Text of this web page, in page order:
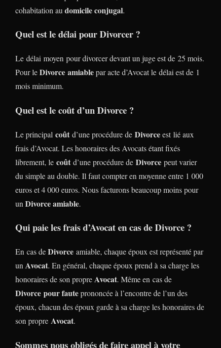
cohabitation au domicile conjugal.
Quel est le délai pour Divorcer ?
Le délai moyen pour divorcer devant un juge est de 25 mois.
Pour leDivorce amiablepar acte d’Avocat le délai est de 1
mois minimum.
Quel est le coût d’un Divorce ?
Le principal coût d’une procédure de Divorceest lié aux
frais d’Avocat. Les honoraires des Avocats étant fixés
librement, le coût d’une procédure de Divorce peut varier
du simple au double. Il faut compter en moyenne entre 1 000
euros et 4 000 euros. Nous facturons beaucoup moins pour
un Divorce amiable.
Qui paie les frais d’Avocat en cas de Divorce ?
En cas deDivorce amiable, chaque époux est représenté par
un Avocat. En général, chaque époux prend à sa charge les
honoraires de son propreAvocat. Même en cas de
Divorce pour fauteprononcée à l’encontre de l’un des
époux, chacun des époux garde à sa charge les honoraires de
son propre Avocat.
Sommes nous obligés de faire appel à votre